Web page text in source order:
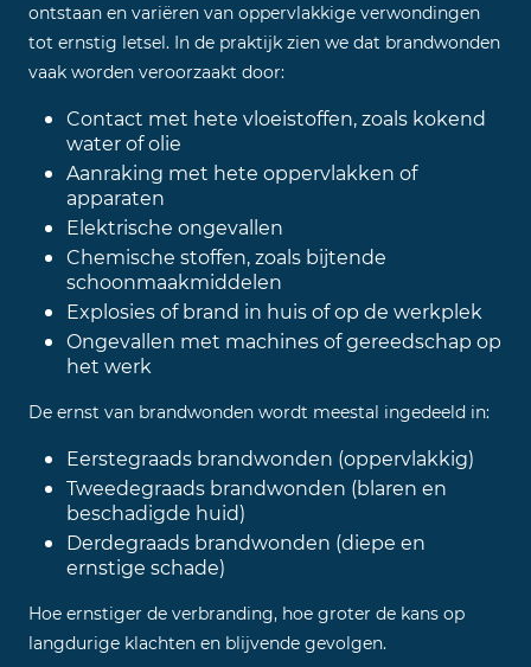
ontstaan en variëren van oppervlakkige verwondingen
tot ernstig letsel. In de praktijk zien we dat brandwonden
vaak worden veroorzaakt door:
Contact met hete vloeistoffen, zoals kokend
water of olie
Aanraking met hete oppervlakken of
apparaten
Elektrische ongevallen
Chemische stoffen, zoals bijtende
schoonmaakmiddelen
Explosies of brand in huis of op de werkplek
Ongevallen met machines of gereedschap op
het werk
De ernst van brandwonden wordt meestal ingedeeld in:
Eerstegraads brandwonden (oppervlakkig)
Tweedegraads brandwonden (blaren en
beschadigde huid)
Derdegraads brandwonden (diepe en
ernstige schade)
Hoe ernstiger de verbranding, hoe groter de kans op
langdurige klachten en blijvende gevolgen.